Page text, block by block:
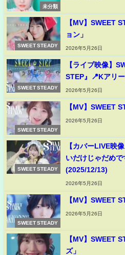
未分類
SWEET STEADY
【MV】SWEET
ョン」
2026年5月26日
SWEET STEADY
【ライブ映像】
STEP』📍Kアリ
2026年5月26日
SWEET STEADY
【MV】SWEET
2026年5月26日
SWEET STEADY
【カバーLIVE映
いだけじゃだめ
(2025/12/13)
2026年5月26日
SWEET STEADY
【MV】SWEET
2026年5月26日
【MV】SWEET
ズ」